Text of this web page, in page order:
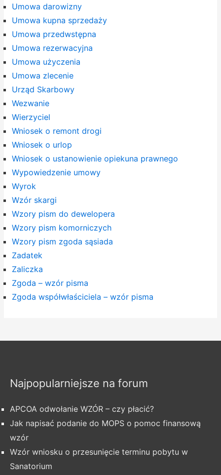
Umowa darowizny
Umowa kupna sprzedaży
Umowa przedwstępna
Umowa rezerwacyjna
Umowa użyczenia
Umowa zlecenie
Urząd Skarbowy
Wezwanie
Wierzyciel
Wniosek o remont drogi
Wniosek o urlop
Wniosek o ustanowienie opiekuna prawnego
Wypowiedzenie umowy
Wyrok
Wzór skargi
Wzory pism do dewelopera
Wzory pism komorniczych
Wzory pism zgoda sąsiada
Zadatek
Zaliczka
Zgoda – wzór pisma
Zgoda współwłaściciela – wzór pisma
Najpopularniejsze na forum
APCOA odwołanie WZÓR – czy płacić?
Jak napisać podanie do MOPS o pomoc finansową
wzór
Wzór wniosku o przesunięcie terminu pobytu w
Sanatorium